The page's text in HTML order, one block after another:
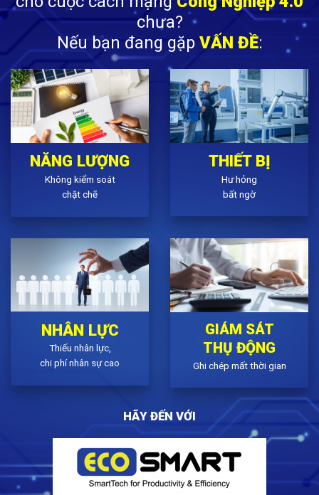
chưa?
Nếu bạn đang gặp VẤN ĐỀ:
NĂNG LƯỢNG
Không kiểm soát
chặt chẽ
THIẾT BỊ
Hư hỏng
bất ngờ
NHÂN LỰC
Thiếu nhân lực,
chi phí nhân sự cao
GIÁM SÁT
THỤ ĐỘNG
Ghi chép mất thời gian
HÃY ĐẾN VỚI